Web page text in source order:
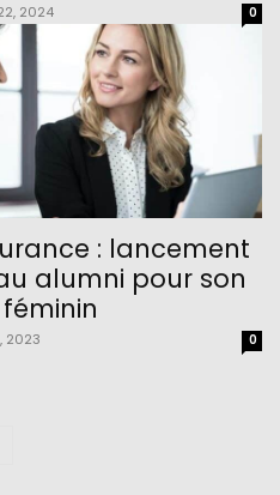
2024 0
: lancement
alumni pour son
2023 0